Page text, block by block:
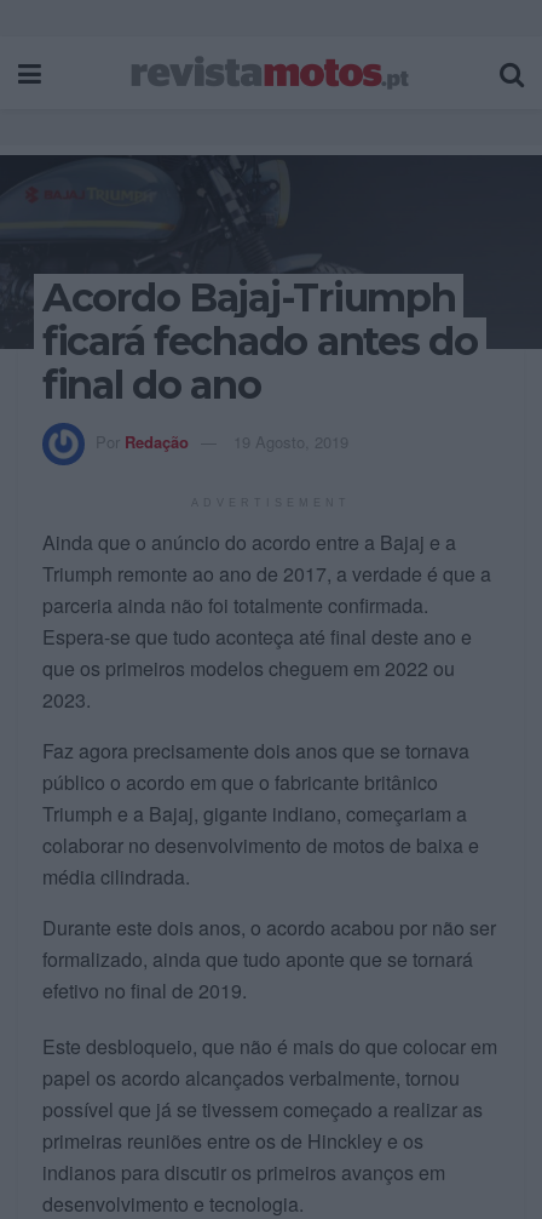
Acordo Bajaj-Triumph
ficará fechado antes do
final do ano
Por Redação 19 Agosto, 2019
Ainda que o anúncio do acordo entre a Bajaj e a
Triumph remonte ao ano de 2017, a verdade é que a
parceria ainda não foi totalmente confirmada.
Espera-se que tudo aconteça até final deste ano e
que os primeiros modelos cheguem em 2022 ou
2023.
Faz agora precisamente dois anos que se tornava
público o acordo em que o fabricante britânico
Triumph e a Bajaj, gigante indiano, começariam a
colaborar no desenvolvimento de motos de baixa e
média cilindrada.
Durante este dois anos, o acordo acabou por não ser
formalizado, ainda que tudo aponte que se tornará
efetivo no final de 2019.
Este desbloqueio, que não é mais do que colocar em
papel os acordo alcançados verbalmente, tornou
possível que já se tivessem começado a realizar as
primeiras reuniões entre os de Hinckley e os
indianos para discutir os primeiros avanços em
desenvolvimento e tecnologia.